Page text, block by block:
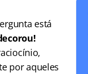
está
por aqueles